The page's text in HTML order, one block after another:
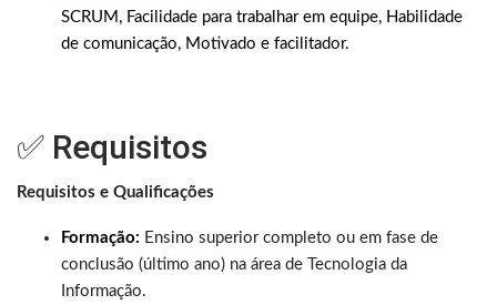
SCRUM, Facilidade para trabalhar em equipe, Habilidade
de comunicação, Motivado e facilitador.
✅ Requisitos
Requisitos e Qualificações
Formação: Ensino superior completo ou em fase de
conclusão (último ano) na área de Tecnologia da
Informação.